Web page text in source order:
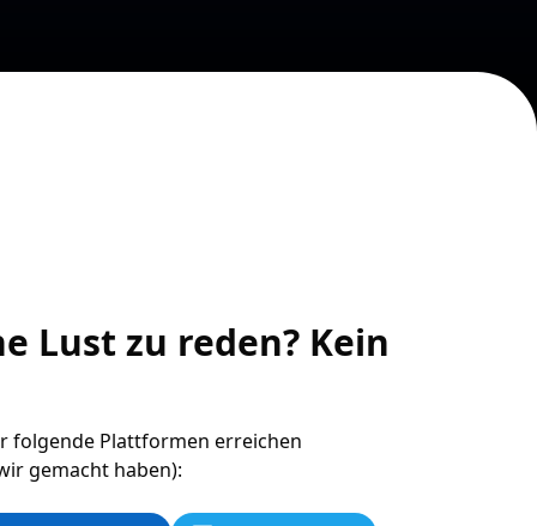
Lust zu reden? Kein
folgende Plattformen erreichen
gemacht haben):